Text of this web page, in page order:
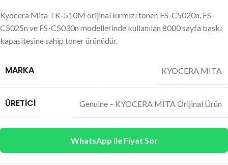
Kyocera Mita TK-510M orijinal kırmızı toner, FS-C5020n, FS-
C5025n ve FS-C5030n modellerinde kullanılan 8000 sayfa baskı
kapasitesine sahip toner ürünüdür.
MARKA KYOCERA MITA
ÜRETICI Genuine – KYOCERA MITA Orijinal Ürün
WhatsApp ile Fiyat Sor